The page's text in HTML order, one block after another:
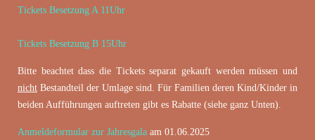
Tickets Besetzung A 11Uhr
Tickets Besetzung B 15Uhr
Bitte beachtet dass die Tickets separat gekauft werden müssen und
nicht Bestandteil der Umlage sind. Für Familien deren Kind/Kinder in
beiden Aufführungen auftreten gibt es Rabatte (siehe ganz Unten).
Anmeldeformular zur Jahresgala am 01.06.2025